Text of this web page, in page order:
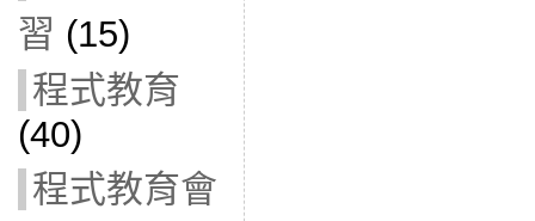
習 (15)
程式教育
(40)
程式教育會